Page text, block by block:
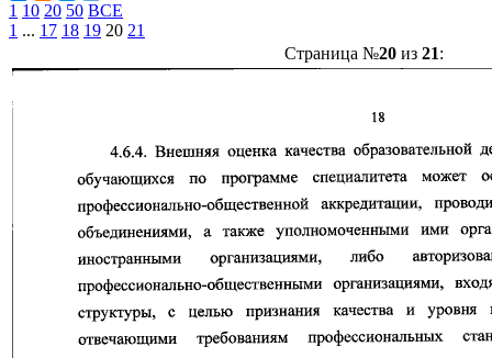
1 10 20 50 ВСЕ
1 ... 17 18 19 20 21
Страница №20из 21: